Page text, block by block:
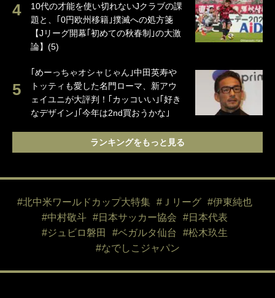
10代の才能を使い切れないJクラブの課
題と、｢0円欧州移籍｣撲滅への処方箋
【Jリーグ開幕｢初めての秋春制｣の大激
論】(5)
｢めーっちゃオシャじゃん｣中田英寿や
トッティも愛した名門ローマ、新アウ
ェイユニが大評判！｢カッコいい｣｢好き
なデザイン｣｢今年は2nd買おうかな｣
ランキングをもっと見る
#北中米ワールドカップ大特集 #Ｊリーグ
#伊東純也
#中村敬斗
#日本サッカー協会
#日本代表
#ジュビロ磐田
#ベガルタ仙台
#松木玖生
#なでしこジャパン